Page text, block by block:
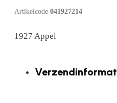
Artikelcode 041927214
1927 Appel